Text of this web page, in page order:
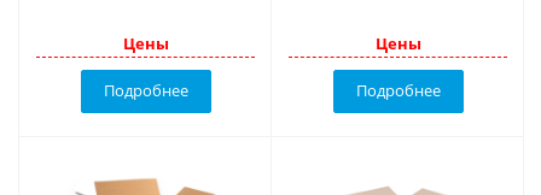
Цены
Подробнее
Цены
Подробнее